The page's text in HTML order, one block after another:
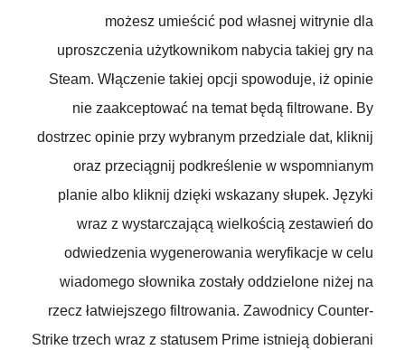
możesz umieścić pod własnej witrynie dla
uproszczenia użytkownikom nabycia takiej gry na
Steam. Włączenie takiej opcji spowoduje, iż opinie
nie zaakceptować na temat będą filtrowane. By
dostrzec opinie przy wybranym przedziale dat, kliknij
oraz przeciągnij podkreślenie w wspomnianym
planie albo kliknij dzięki wskazany słupek. Języki
wraz z wystarczającą wielkością zestawień do
odwiedzenia wygenerowania weryfikacje w celu
wiadomego słownika zostały oddzielone niżej na
rzecz łatwiejszego filtrowania. Zawodnicy Counter-
Strike trzech wraz z statusem Prime istnieją dobierani